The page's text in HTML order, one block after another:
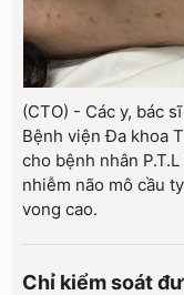
(CTO) - Các y, bác
Bệnh viện Đa khoa
cho bệnh nhân
nhiễm não mô cầu
vong cao.
Chỉ kiểm soát